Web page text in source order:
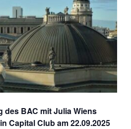
des BAC mit Julia Wiens
Capital Club am 22.09.2025